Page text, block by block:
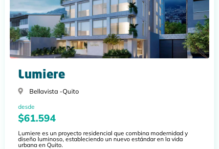
Lumiere
Bellavista -Quito
desde
$61.594
Lumiere es un proyecto residencial que combina modernidad y
diseño luminoso, estableciendo un nuevo estándar en la vida
urbana en Quito.